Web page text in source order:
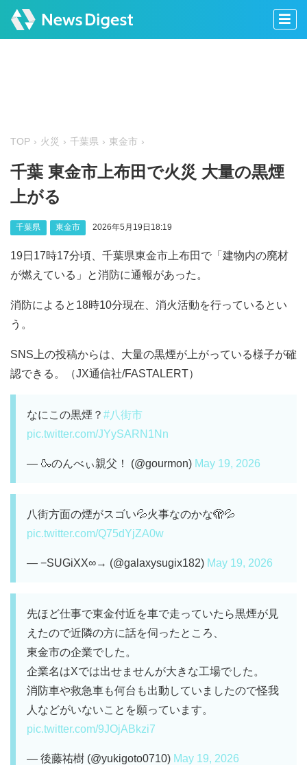
TOP 火災 千葉県 東金市
千葉 東金市上布田で火災 大量の黒煙
上がる
千葉県 東金市 2026年5月19日18:19
19日17時17分頃、千葉県東金市上布田で「建物内の廃材
が燃えている」と消防に通報があった。
消防によると18時10分現在、消火活動を行っているとい
う。
SNS上の投稿からは、大量の黒煙が上がっている様子が確
認できる。（JX通信社/FASTALERT）
なにこの黒煙？ #八街市
pic.twitter.com/JYySARN1Nn
— 🍶のんべぃ親父！ (@gourmon) May 19, 2026
八街方面の煙がスゴい💦火事なのかな🫣💦
pic.twitter.com/Q75dYjZA0w
— −SUGiXX∞→ (@galaxysugix182) May 19, 2026
先ほど仕事で東金付近を車で走っていたら黒煙が見
えたので近隣の方に話を伺ったところ、
東金市の企業でした。
企業名はXでは出せませんが大きな工場でした。
消防車や救急車も何台も出動していましたので怪我
人などがいないことを願っています。
pic.twitter.com/9JOjABkzi7
— 後藤祐樹 (@yukigoto0710) May 19, 2026